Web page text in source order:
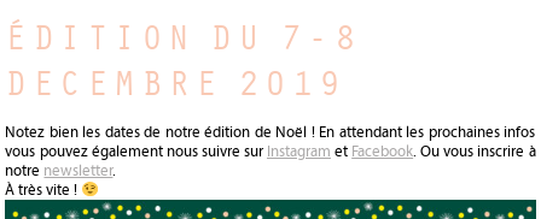
JOURNAL
ÉDITION DU 7-8
DECEMBRE 2019
Notez bien les dates de notre édition de Noël ! En attendant les prochaines infos
vous pouvez également nous suivre sur Instagram et Facebook. Ou vous inscrire à
notre newsletter.
À très vite !